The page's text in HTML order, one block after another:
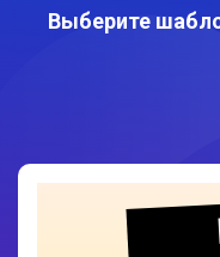
Выберите